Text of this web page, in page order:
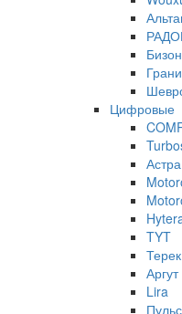
Бизон
Цифровые
Астра
TYT
Терек
Аргут
Lira